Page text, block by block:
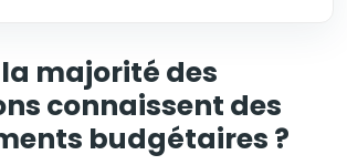
majorité des
connaissent des
budgétaires ?